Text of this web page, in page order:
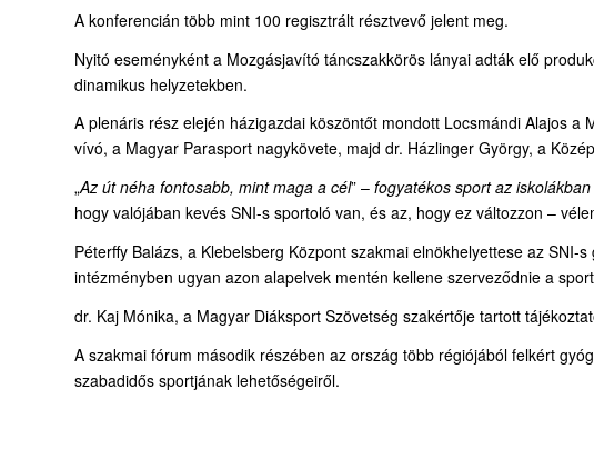
A konferencián több mint 100 regisztrált résztvevő jelent meg.
Nyitó eseményként a Mozgásjavító táncszakkörös lányai adták elő
dinamikus helyzetekben.
A plenáris rész elején házigazdai köszöntőt mondott Locsmándi Alajos
vívó, a Magyar Parasport nagykövete, majd dr. Házlinger György, a
„Az út néha fontosabb, mint maga a cél” – fogyatékos sport az iskolákban
hogy valójában kevés SNI-s sportoló van, és az, hogy ez változzon –
Péterffy Balázs, a Klebelsberg Központ szakmai elnökhelyettese az
intézményben ugyan azon alapelvek mentén kellene szerveződnie a
dr. Kaj Mónika, a Magyar Diáksport Szövetség szakértője tartott
A szakmai fórum második részében az ország több régiójából felkért
szabadidős sportjának lehetőségeiről.